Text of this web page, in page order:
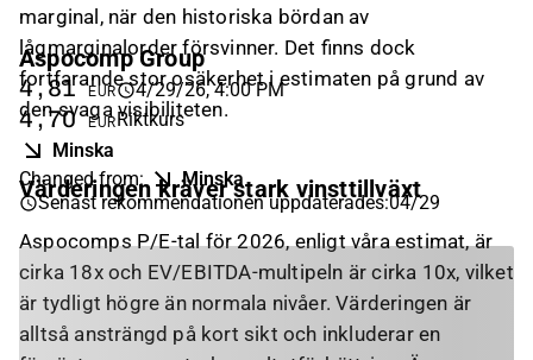
marginal, när den historiska bördan av
lågmarginalorder försvinner. Det finns dock
fortfarande stor osäkerhet i estimaten på grund av
den svaga visibiliteten.
Värderingen kräver stark vinsttillväxt
Aspocomps P/E-tal för 2026, enligt våra estimat, är
cirka 18x och EV/EBITDA-multipeln är cirka 10x, vilket
är tydligt högre än normala nivåer. Värderingen är
alltså ansträngd på kort sikt och inkluderar en
Aspocomp Group
4,81 EUR 4/29/26, 4:00 PM
4,70 EURRiktkurs
Minska
Changed from:
Minska
Senast rekommendationen uppdaterades:04/29